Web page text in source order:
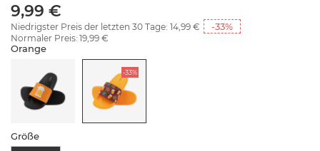
9,99 €
Niedrigster Preis der letzten 30 Tage: 14,99 € -33%
Normaler Preis: 19,99 €
Orange
-33%
Größe